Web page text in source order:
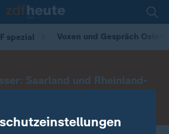
spezial Voxen und Gespräch
Saarland und Rheinland-
Bundesländer Lkw-
auf